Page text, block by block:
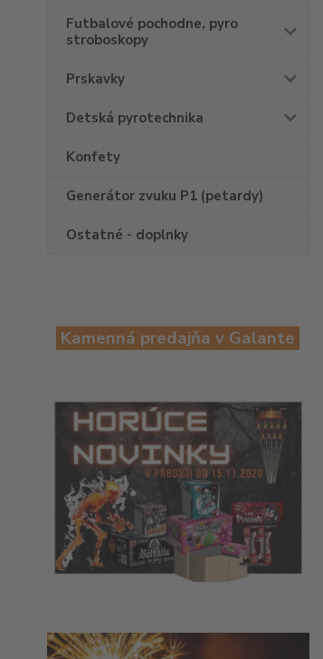
Futbalové pochodne, pyro
stroboskopy
Prskavky
Detská pyrotechnika
Konfety
Generátor zvuku P1 (petardy)
Ostatné - doplnky
Kamenná predajňa v Galante